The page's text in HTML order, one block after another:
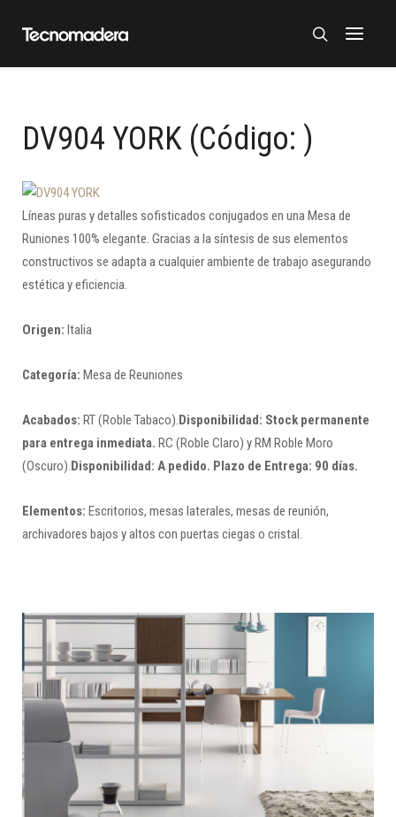
DV904 YORK (Código: )
Líneas puras y detalles sofisticados conjugados en una Mesa de
Runiones 100% elegante. Gracias a la síntesis de sus elementos
constructivos se adapta a cualquier ambiente de trabajo asegurando
estética y eficiencia.
Origen: Italia
Categoría: Mesa de Reuniones
Acabados: RT (Roble Tabaco).Disponibilidad: Stock permanente
para entrega inmediata. RC (Roble Claro) y RM Roble Moro
(Oscuro).Disponibilidad: A pedido. Plazo de Entrega: 90 días.
Elementos: Escritorios, mesas laterales, mesas de reunión,
archivadores bajos y altos con puertas ciegas o cristal.